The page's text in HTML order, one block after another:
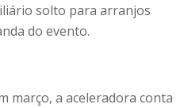
solto para arranjos
do evento.
março, a aceleradora conta